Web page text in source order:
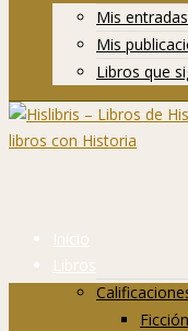
Mis entradas
Mis
Libros que
Inicio
Libros
Ficción